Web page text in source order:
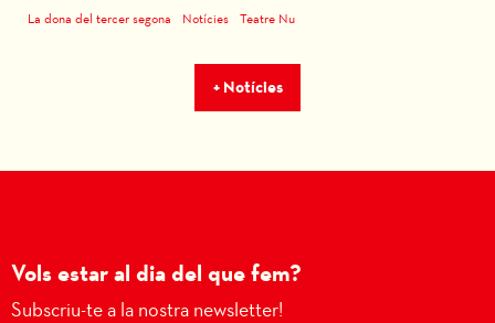
La dona del tercer segona Notícies Teatre Nu
+ Notícies
Vols estar al dia del que fem?
Subscriu-te a la nostra newsletter!